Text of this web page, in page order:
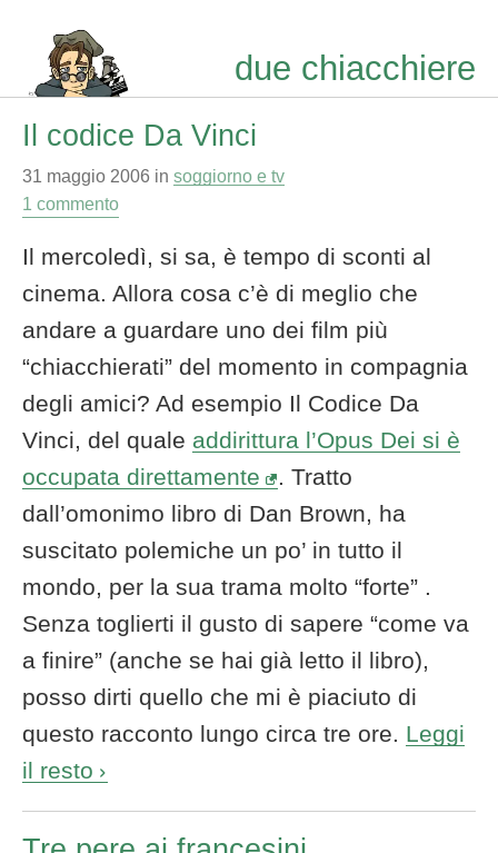
due chiacchiere
Il codice Da Vinci
31 maggio 2006 in soggiorno e tv
1 commento
Il mercoledì, si sa, è tempo di sconti al
cinema. Allora cosa c’è di meglio che
andare a guardare uno dei film più
“chiacchierati” del momento in compagnia
degli amici? Ad esempio Il Codice Da
Vinci, del quale addirittura l’Opus Dei si è
occupata direttamente
. Tratto
dall’omonimo libro di Dan Brown, ha
suscitato polemiche un po’ in tutto il
mondo, per la sua trama molto “forte” .
Senza toglierti il gusto di sapere “come va
a finire” (anche se hai già letto il libro),
posso dirti quello che mi è piaciuto di
questo racconto lungo circa tre ore. Leggi
il resto